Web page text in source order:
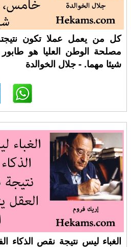
كل من يعمل عملا تكون
مصلحة الوطن العليا هو
شيئا مهما. - جلال الخوالدة
الغباء ليس نتيجة نقص الذكاء